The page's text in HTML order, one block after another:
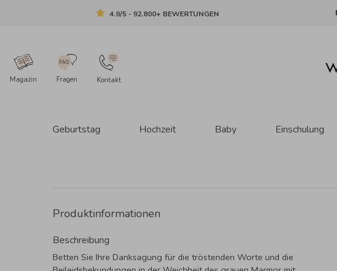
4.9/5 - 92.800+ BEWERTUNGEN
Magazin Fragen Kontakt
Geburtstag Hochzeit Baby Einschulung
Produktinformationen
Beschreibung
Betten Sie Ihre Danksagung für die tröstenden Worte und die